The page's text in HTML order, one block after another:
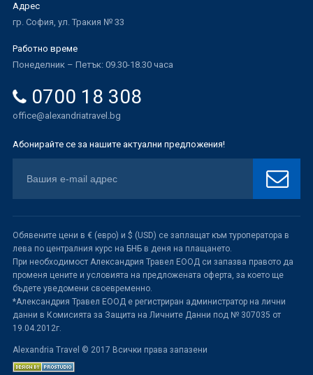
Адрес
гр. София, ул. Тракия № 33
Работно време
Понеделник – Петък: 09.30-18.30 часа
0700 18 308
office@alexandriatravel.bg
Абонирайте се за нашите актуални предложения!
Обявените цени в € (евро) и $ (USD) се заплащат към туроператора в
лева по централния курс на БНБ в деня на плащането.
При необходимост Александрия Травел ЕООД си запазва правото да
променя цените и условията на предложената оферта, за което ще
бъдете уведомени своевременно.
*Александрия Травел ЕООД е регистриран администратор на лични
данни в Комисията за Защита на Личните Данни под № 307035 от
19.04.2012г.
Alexandria Travel © 2017 Всички права запазени